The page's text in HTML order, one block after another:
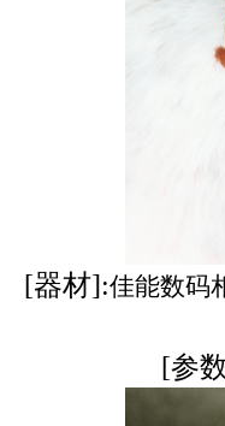
[器材]:佳能数码
[参